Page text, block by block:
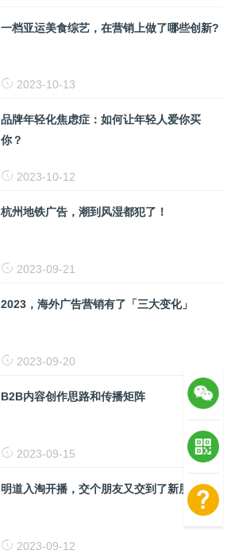
一档亚运美食综艺，在营销上做了哪些创新?
2023-10-13
品牌年轻化焦虑症：如何让年轻人爱你买
你？
2023-10-12
杭州地铁广告，潮到风湿都犯了！
2023-09-21
2023，海外广告营销有了「三大变化」
2023-09-20
B2B内容创作思路和传播矩阵
2023-09-15
明道入淘开播，交个朋友又交到了新朋友
2023-09-12